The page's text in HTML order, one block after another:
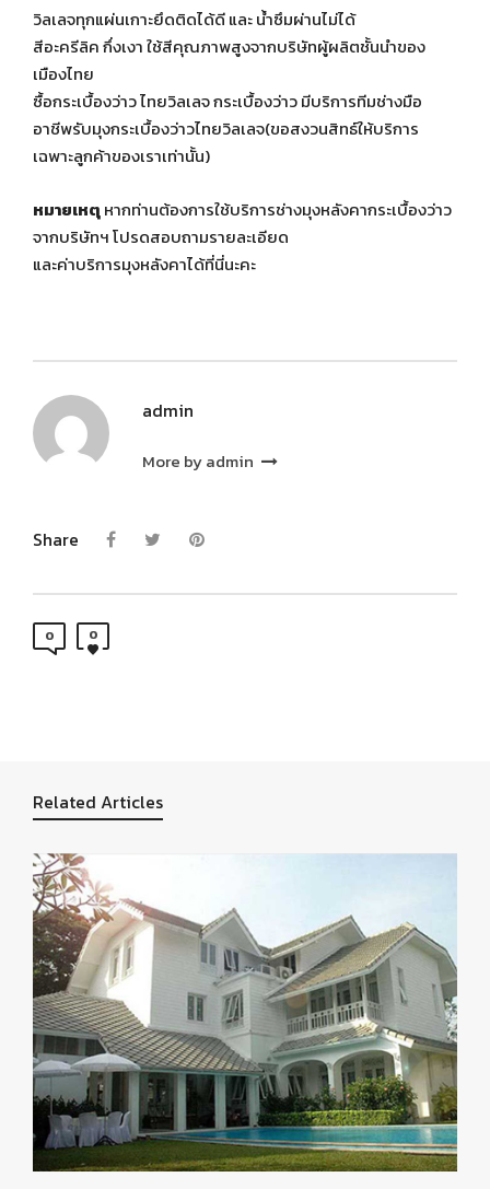
วิลเลจทุกแผ่นเกาะยึดติดได้ดี และ น้ำซึมผ่านไม่ได้
สีอะครีลิค กึ่งเงา ใช้สีคุณภาพสูงจากบริษัทผู้ผลิตชั้นนำของ
เมืองไทย
ซื้อกระเบื้องว่าว ไทยวิลเลจ กระเบื้องว่าว มีบริการทีมช่างมือ
อาชีพรับมุงกระเบื้องว่าวไทยวิลเลจ(ขอสงวนสิทธ์ให้บริการ
เฉพาะลูกค้าของเราเท่านั้น)
หมายเหตุหากท่านต้องการใช้บริการช่างมุงหลังคากระเบื้องว่าว
จากบริษัทฯ โปรดสอบถามรายละเอียด
และค่าบริการมุงหลังคาได้ที่นี่นะคะ
admin
More by admin
Share
0 0
Related Articles